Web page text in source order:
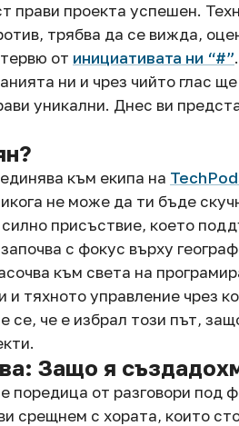
прави проекта успешен.
трябва да се вижда,
от инициативата ни “#”
ни и чрез чийто глас
уникални. Днес ви
към екипа на
не може да ти бъде
присъствие, което
с фокус върху
към света на
и тяхното управление чрез
се, че е избрал този път,
Защо я
поредица от разговори под
срещнем с хората, които